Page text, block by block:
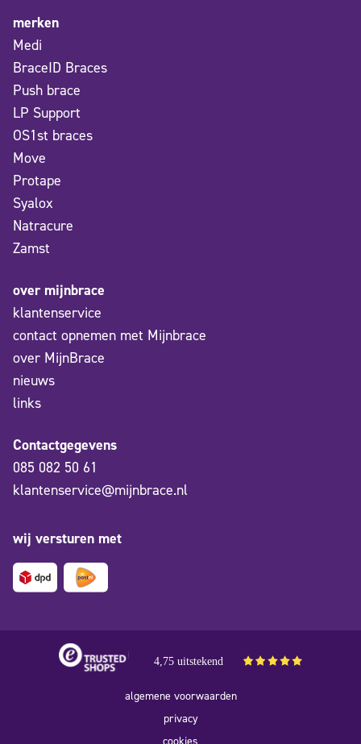
merken
Medi
BraceID Braces
Push brace
LP Support
OS1st braces
Move
Protape
Syalox
Natracure
Zamst
over mijnbrace
klantenservice
contact opnemen met Mijnbrace
over MijnBrace
nieuws
links
Contactgegevens
085 082 50 61
klantenservice@mijnbrace.nl
wij versturen met
4,75 uitstekend
algemene voorwaarden
privacy
cookies